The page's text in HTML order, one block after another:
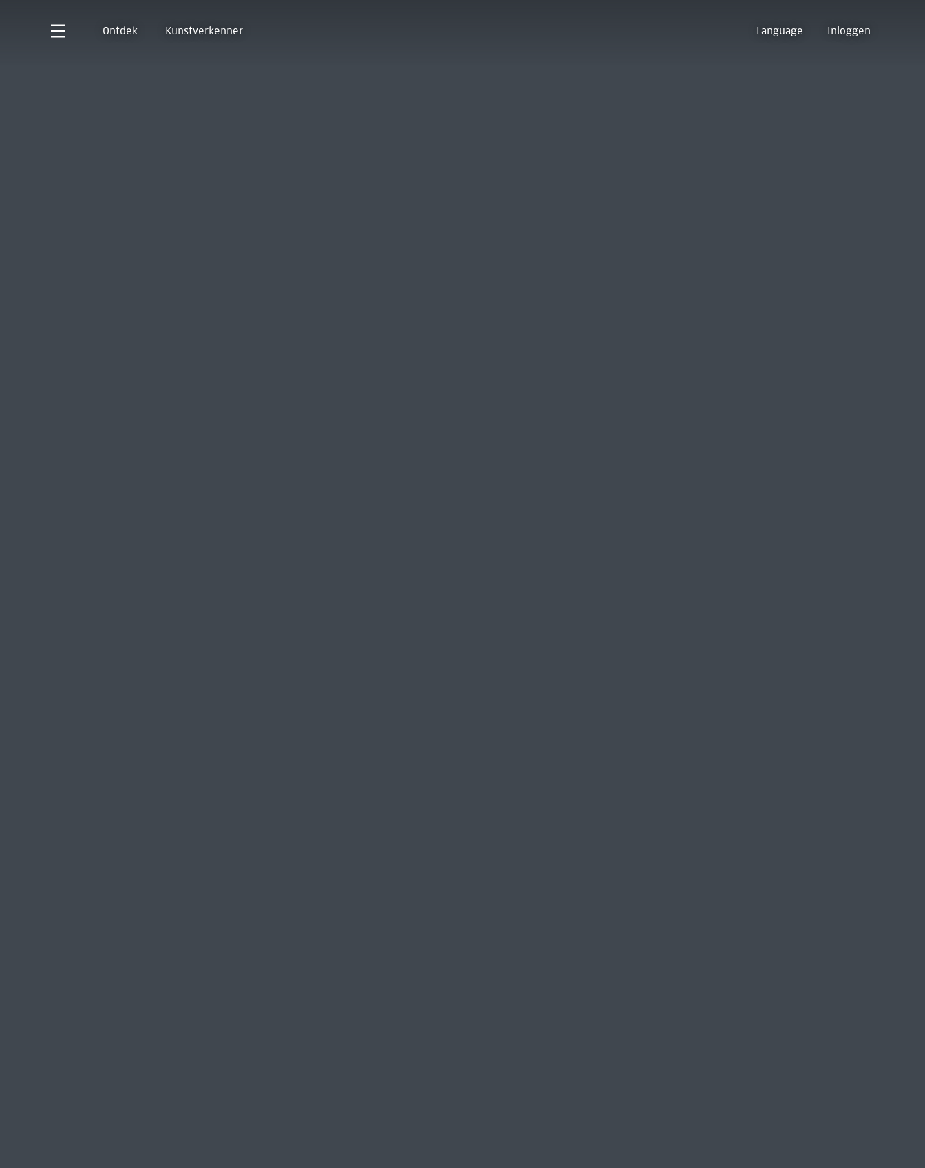
Ontdek Kunstverkenner Language Inloggen